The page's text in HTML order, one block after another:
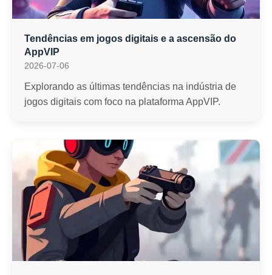
Tendências em jogos digitais e a ascensão do
AppVIP
2026-07-06
Explorando as últimas tendências na indústria de
jogos digitais com foco na plataforma AppVIP.